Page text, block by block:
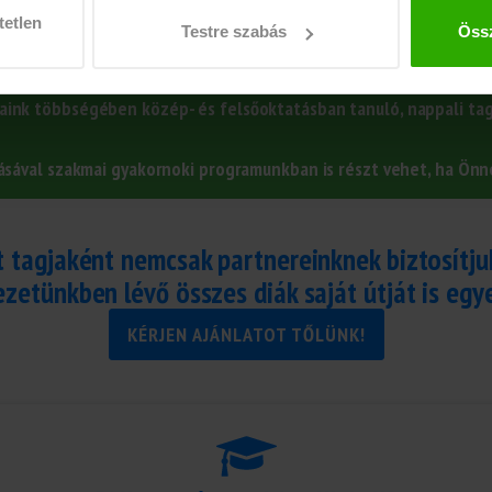
Testre szabás
a ledolgozott munkaórák után kell fizetnie. Ezen felül nincs
többségében közép- és felsőoktatásban tanuló, nappali
szakmai gyakornoki programunkban is részt vehet, ha
tagjaként nemcsak partnereinknek
lévő összes diák saját útját is
KÉRJEN AJÁNLATOT TŐLÜNK!